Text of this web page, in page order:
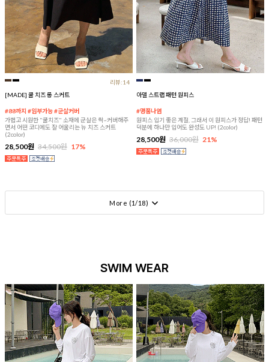
리뷰:14
[MADE] 쿨 치즈 롱 스커트
#88까지 #임부가능 #군살커버
가볍고 시원한 "쿨치즈" 소재에 군살은 싹~커버해주
면서 어떤 코디에도 잘 어울리는 뉴 치즈 스커트
(2color)
28,500원 34,500원 17%
아델 스트랩 패턴 원피스
#명품나염
원피스 입기 좋은 계절, 그래서 이 원피스가 정답! 패턴
덕분에 하나만 입어도 완성도 UP! (2color)
28,500원 36,000원 21%
More (1/18)
SWIM WEAR